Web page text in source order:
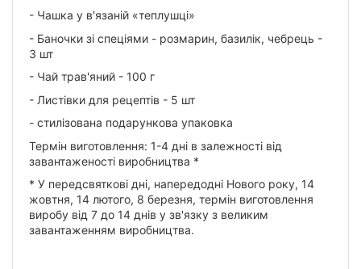
- Чашка у в'язаній «теплушці»
- Баночки зі спеціями - розмарин, базилік, чебрець -
3 шт
- Чай трав'яний - 100 г
- Листівки для рецептів - 5 шт
- стилізована подарункова упаковка
Термін виготовлення: 1-4 дні в залежності від
завантаженості виробництва *
* У передсвяткові дні, напередодні Нового року, 14
жовтня, 14 лютого, 8 березня, термін виготовлення
виробу від 7 до 14 днів у зв'язку з великим
завантаженням виробництва.